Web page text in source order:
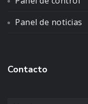
Panel de noticias
Contacto